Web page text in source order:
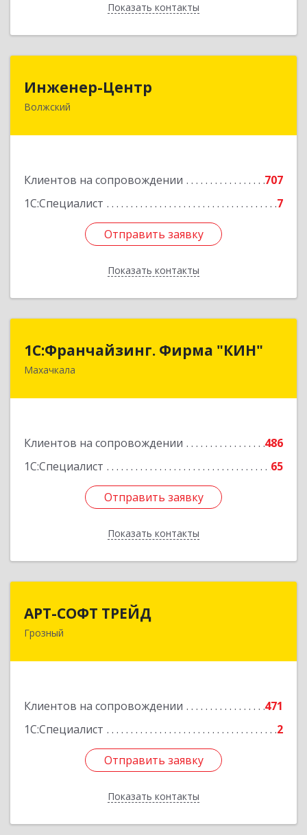
Показать контакты
Назад
Инженер-Центр
Волжский
Клиентов на сопровождении
707
1С:Специалист
7
Отправить заявку
Показать контакты
404120, Волгоградская обл, Волжский г, им
Отправить заявку
Назад
1С:Франчайзинг. Фирма "КИН"
Махачкала
Клиентов на сопровождении
486
1С:Специалист
65
Отправить заявку
Показать контакты
1С:Франчайзинг. Фирма "КИН"
367030, Дагестан Респ, Махачкала г, И.Казака
Отправить заявку
Назад
АРТ-СОФТ ТРЕЙД
Грозный
Клиентов на сопровождении
471
1С:Специалист
2
Отправить заявку
Показать контакты
364013, Чеченская Респ, Грозный г, Полярников
Отправить заявку
Назад